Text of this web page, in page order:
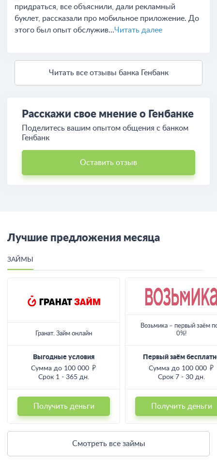
придраться, все объяснили, дали рекламный
буклет, рассказали про мобильное приложение. До
этого был опыт обслужив...Читать далее
Читать все отзывы банка Генбанк
Расскажи свое мнение о Генбанке
Поделитесь вашим опытом общения c банком
Генбанк
Оставить отзыв
Лучшие предложения месяца
ЗАЙМЫ
Гранат. Займ онлайн
Выгодные условия
Сумма до 100 000
Срок 1 - 365 дн.
Получить деньги
Возьмика – первый заём
0%!
Первый заём
Сумма до 100 000
Срок 7 - 30 дн.
Получить деньги
Смотреть все займы